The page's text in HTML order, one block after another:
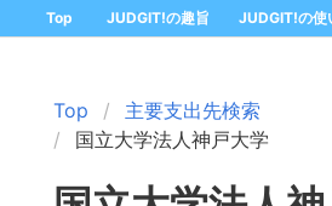
Top JUDGIT!の趣旨 JUDGIT!の使
Top
主要支出先検索
国立大学法人神戸大学